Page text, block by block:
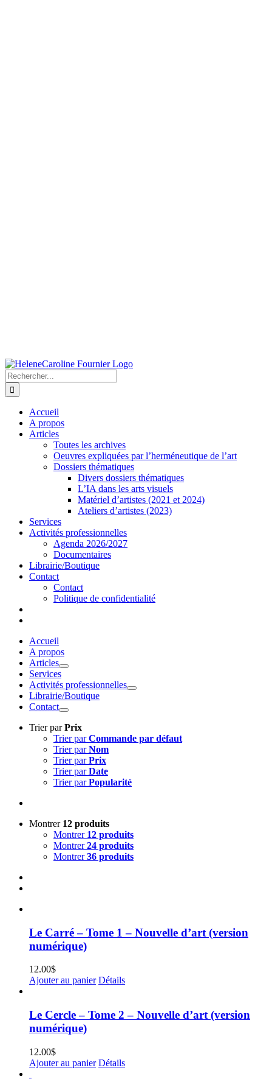
Rechercher:
Accueil
A propos
Articles
Toutes les archives
Oeuvres expliquées par l’herméneutique de l’art
Dossiers thématiques
Divers dossiers thématiques
L’IA dans les arts visuels
Matériel d’artistes (2021 et 2024)
Ateliers d’artistes (2023)
Services
Activités professionnelles
Agenda 2026/2027
Documentaires
Librairie/Boutique
Contact
Contact
Politique de confidentialité
Accueil
A propos
Articles
Services
Activités professionnelles
Librairie/Boutique
Contact
Trier parPrix
Trier parCommande par défaut
Trier parNom
Trier parPrix
Trier parDate
Trier parPopularité
Montrer 12 produits
Montrer 12 produits
Montrer24 produits
Montrer36 produits
Le Carré – Tome 1 – Nouvelle d’art (version
numérique)
12.00$
Ajouter au panier Détails
Le Cercle – Tome 2 – Nouvelle d’art (version
numérique)
12.00$
Ajouter au panier Détails